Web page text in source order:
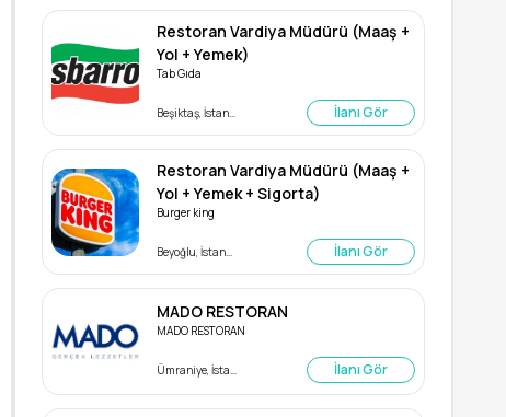
Restoran Vardiya Müdürü (Maaş +
Yol + Yemek)
Tab Gıda
İlanı Gör
Restoran Vardiya Müdürü (Maaş +
Yol + Yemek + Sigorta)
Burger king
İlanı Gör
MADO RESTORAN
MADO RESTORAN
İlanı Gör